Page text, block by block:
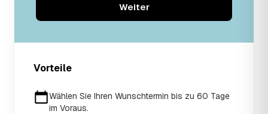
Weiter
Vorteile
Wählen Sie Ihren Wunschtermin bis zu 60 Tage
im Voraus.